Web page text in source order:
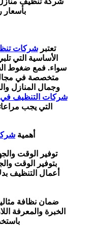
بأسعار
تعتبرشركات
الأساسية التي
سواء. فمع ضغوط
متخصصة في مجال
وجمال المنازل
شركات التنظيف في
التي يجب
أهمية
توفير الوقت
بتوفير الوقت
أعمال التنظيف
ضمان نظافة
الخبرة والمعرفة